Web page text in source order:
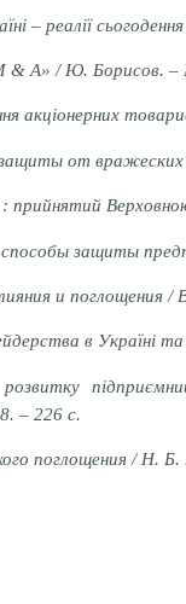
– реалії
& А» /Ю. Борисов. –
акціонерних
от вражеских
: прийнятий
защиты
и поглощения /
в Україні
– 226 с.
поглощения / Н. Б.